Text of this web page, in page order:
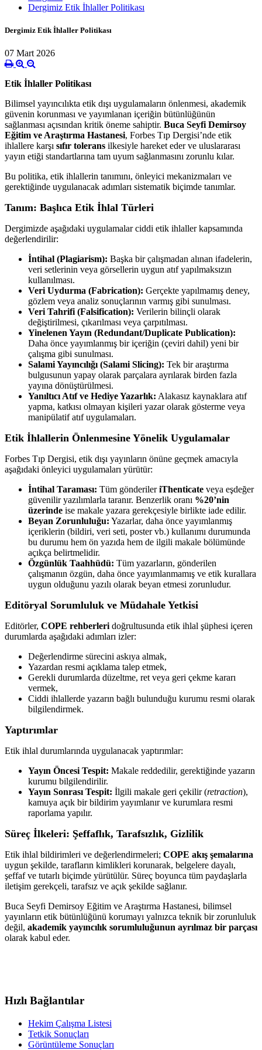
Dergimiz Etik İhlaller Politikası
Dergimiz Etik İhlaller Politikası
07 Mart 2026
Etik İhlaller Politikası
Bilimsel yayıncılıkta etik dışı uygulamaların önlenmesi, akademik
güvenin korunması ve yayımlanan içeriğin bütünlüğünün
sağlanması açısından kritik öneme sahiptir. Buca Seyfi Demirsoy
Eğitim ve Araştırma Hastanesi, Forbes Tıp Dergisi’nde etik
ihlallere karşı sıfır tolerans ilkesiyle hareket eder ve uluslararası
yayın etiği standartlarına tam uyum sağlanmasını zorunlu kılar.
Bu politika, etik ihlallerin tanımını, önleyici mekanizmaları ve
gerektiğinde uygulanacak adımları sistematik biçimde tanımlar.
Tanım: Başlıca Etik İhlal Türleri
Dergimizde aşağıdaki uygulamalar ciddi etik ihlaller kapsamında
değerlendirilir:
İntihal (Plagiarism): Başka bir çalışmadan alınan ifadelerin,
veri setlerinin veya görsellerin uygun atıf yapılmaksızın
kullanılması.
Veri Uydurma (Fabrication): Gerçekte yapılmamış deney,
gözlem veya analiz sonuçlarının varmış gibi sunulması.
Veri Tahrifi (Falsification): Verilerin bilinçli olarak
değiştirilmesi, çıkarılması veya çarpıtılması.
Yinelenen Yayın (Redundant/Duplicate Publication):
Daha önce yayımlanmış bir içeriğin (çeviri dahil) yeni bir
çalışma gibi sunulması.
Salami Yayıncılığı (Salami Slicing): Tek bir araştırma
bulgusunun yapay olarak parçalara ayrılarak birden fazla
yayına dönüştürülmesi.
Yanıltıcı Atıf ve Hediye Yazarlık: Alakasız kaynaklara atıf
yapma, katkısı olmayan kişileri yazar olarak gösterme veya
manipülatif atıf uygulamaları.
Etik İhlallerin Önlenmesine Yönelik Uygulamalar
Forbes Tıp Dergisi, etik dışı yayınların önüne geçmek amacıyla
aşağıdaki önleyici uygulamaları yürütür:
İntihal Taraması: Tüm gönderileriThenticate veya eşdeğer
güvenilir yazılımlarla taranır. Benzerlik oranı %20’nin
üzerinde ise makale yazara gerekçesiyle birlikte iade edilir.
Beyan Zorunluluğu: Yazarlar, daha önce yayımlanmış
içeriklerin (bildiri, veri seti, poster vb.) kullanımı durumunda
bu durumu hem ön yazıda hem de ilgili makale bölümünde
açıkça belirtmelidir.
Özgünlük Taahhüdü: Tüm yazarların, gönderilen
çalışmanın özgün, daha önce yayımlanmamış ve etik kurallara
uygun olduğunu yazılı olarak beyan etmesi zorunludur.
Editöryal Sorumluluk ve Müdahale Yetkisi
Editörler, COPE rehberleri doğrultusunda etik ihlal şüphesi içeren
durumlarda aşağıdaki adımları izler:
Değerlendirme sürecini askıya almak,
Yazardan resmi açıklama talep etmek,
Gerekli durumlarda düzeltme, ret veya geri çekme kararı
vermek,
Ciddi ihlallerde yazarın bağlı bulunduğu kurumu resmi olarak
bilgilendirmek.
Yaptırımlar
Etik ihlal durumlarında uygulanacak yaptırımlar:
Yayın Öncesi Tespit: Makale reddedilir, gerektiğinde yazarın
kurumu bilgilendirilir.
Yayın Sonrası Tespit: İlgili makale geri çekilir (retraction),
kamuya açık bir bildirim yayımlanır ve kurumlara resmi
raporlama yapılır.
Süreç İlkeleri: Şeffaflık, Tarafsızlık, Gizlilik
Etik ihlal bildirimleri ve değerlendirmeleri; COPE akış şemalarına
uygun şekilde, tarafların kimlikleri korunarak, belgelere dayalı,
şeffaf ve tutarlı biçimde yürütülür. Süreç boyunca tüm paydaşlarla
iletişim gerekçeli, tarafsız ve açık şekilde sağlanır.
Buca Seyfi Demirsoy Eğitim ve Araştırma Hastanesi, bilimsel
yayınların etik bütünlüğünü korumayı yalnızca teknik bir zorunluluk
değil, akademik yayıncılık sorumluluğunun ayrılmaz bir parçası
olarak kabul eder.
Hızlı Bağlantılar
Hekim Çalışma Listesi
Tetkik Sonuçları
Görüntüleme Sonuçları